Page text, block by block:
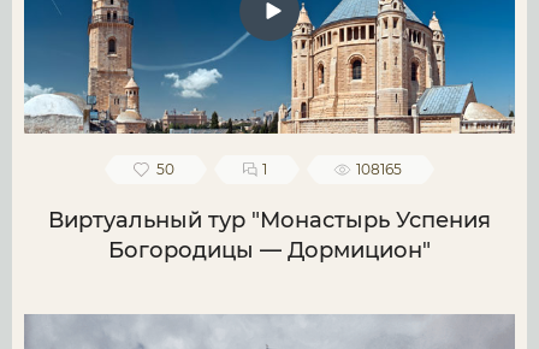
50 1 108165
Виртуальный тур "Монастырь Успения
Богородицы — Дормицион"